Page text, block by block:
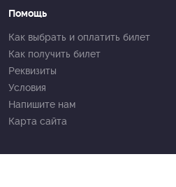
Помощь
Как выбрать и оплатить билет
Как получить билет
Реквизиты
Условия
Напишите нам
Карта сайта